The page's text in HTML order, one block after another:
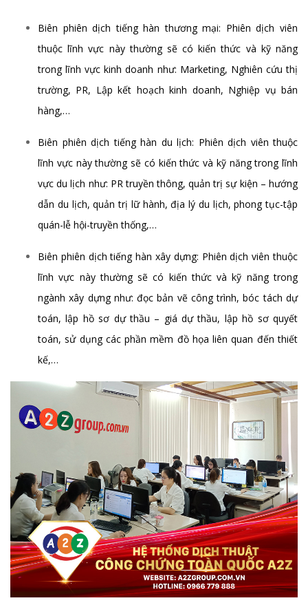
Biên phiên dịch tiếng hàn thương mại: Phiên dịch viên
thuộc lĩnh vực này thường sẽ có kiến thức và kỹ năng
trong lĩnh vực kinh doanh như: Marketing, Nghiên cứu thị
trường, PR, Lập kết hoạch kinh doanh, Nghiệp vụ bán
hàng,…
Biên phiên dịch tiếng hàn du lịch: Phiên dịch viên thuộc
lĩnh vực này thường sẽ có kiến thức và kỹ năng trong lĩnh
vực du lịch như: PR truyền thông, quản trị sự kiện – hướng
dẫn du lịch, quản trị lữ hành, địa lý du lịch, phong tục-tập
quán-lễ hội-truyền thống,…
Biên phiên dịch tiếng hàn xây dựng: Phiên dịch viên thuộc
lĩnh vực này thường sẽ có kiến thức và kỹ năng trong
ngành xây dựng như: đọc bản vẽ công trình, bóc tách dự
toán, lập hồ sơ dự thầu – giá dự thầu, lập hồ sơ quyết
toán, sử dụng các phần mềm đồ họa liên quan đến thiết
kế,…